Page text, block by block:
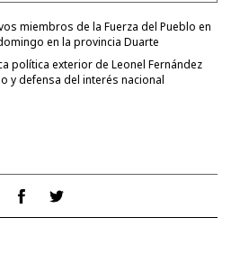
miembros de la Fuerza del Pueblo en
en la provincia Duarte
política exterior de Leonel Fernández
y defensa del interés nacional